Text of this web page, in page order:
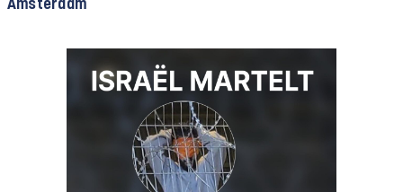
Amsterdam